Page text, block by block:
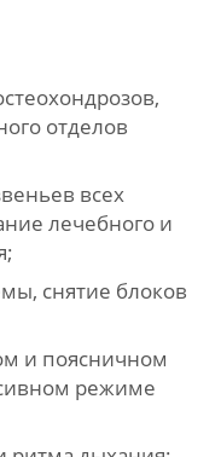
отделов
всех
лечебного и
снятие блоков
и поясничном
режиме